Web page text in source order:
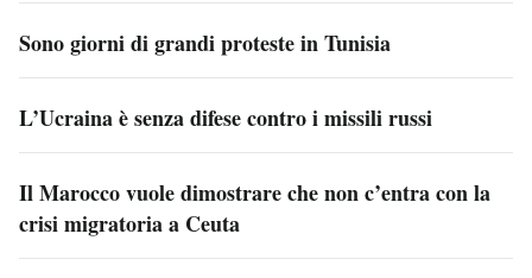
Sono giorni di grandi proteste in Tunisia
L’Ucraina è senza difese contro i missili russi
Il Marocco vuole dimostrare che non c’entra con la
crisi migratoria a Ceuta